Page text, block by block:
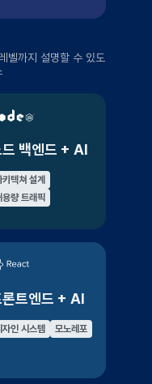
벨까지 설명할 수 있도
백엔드 + AI
키텍쳐 설계
용량 트래픽
트엔드 + AI
자인 시스템 모노레포